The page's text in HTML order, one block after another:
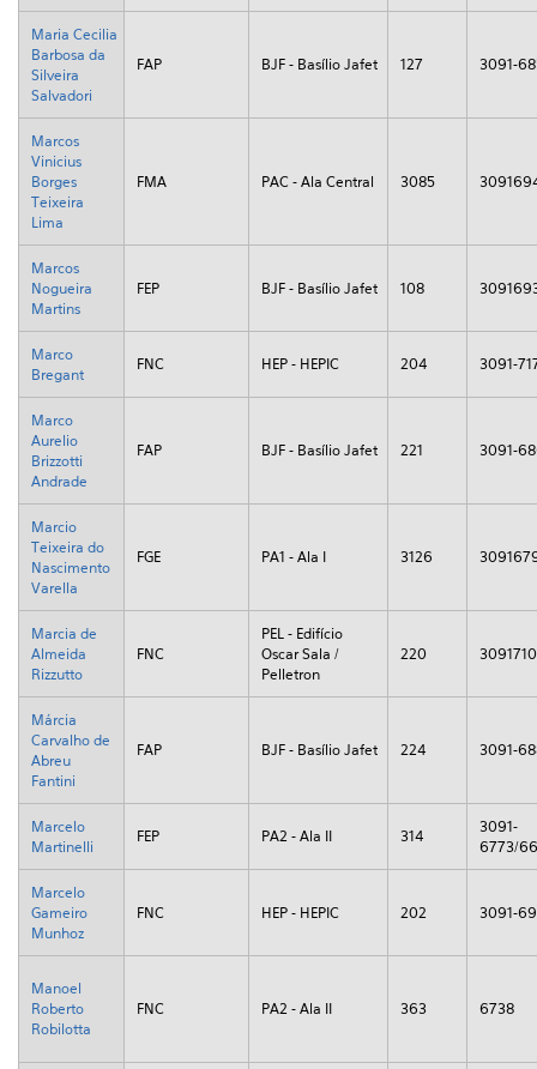
Maria Cecilia
Barbosa da
Silveira
Salvadori
FAP BJF - Basílio Jafet 127 3091-
Marcos
Vinicius
Borges
Teixeira
Lima
FMA PAC - Ala Central 3085
Marcos
Nogueira
Martins
FEP BJF - Basílio Jafet 108
Marco
Bregant
FNC HEP - HEPIC 204 3091-
Marco
Aurelio
Brizzotti
Andrade
FAP BJF - Basílio Jafet 221 3091-
Marcio
Teixeira do
Nascimento
Varella
FGE PA1 - Ala I 3126
Marcia de
Almeida
Rizzutto
FNC
PEL - Edifício
Oscar Sala /
Pelletron
220
Márcia
Carvalho de
Abreu
Fantini
FAP BJF - Basílio Jafet 224 3091-
Marcelo
Martinelli
FEP PA2 - Ala II 314
3091-
6773/
Marcelo
Gameiro
Munhoz
FNC HEP - HEPIC 202 3091-
Manoel
Roberto
Robilotta
FNC PA2 - Ala II 363 6738